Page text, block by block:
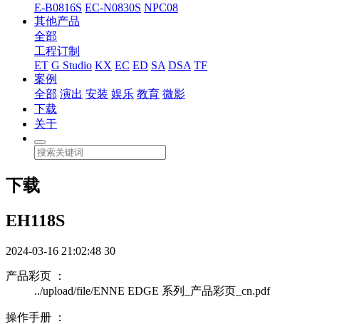
E-B0816S EC-N0830S NPC08
其他产品
全部
工程订制
ET G Studio KX EC ED SA DSA TF
案例
全部 演出 安装 娱乐 教育 微影
下载
关于
下载
EH118S
2024-03-16 21:02:48 30
产品彩页 ：
../upload/file/ENNE EDGE 系列_产品彩页_cn.pdf
操作手册 ：